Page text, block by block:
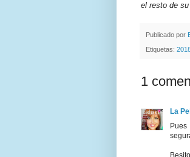
el resto de su
Publicado por
Etiquetas:
1
La